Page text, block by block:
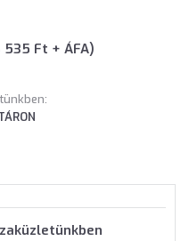
535 Ft + ÁFA)